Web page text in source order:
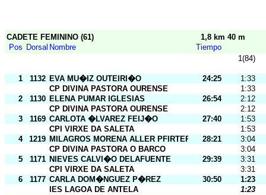
CADETE FEMININO (61)
1,8 km 40 m
Pos Dorsal Nombre
Tiempo
1(84)
1 1132 EVA MU�IZ OUTEIRI�O 24:25
1:33
CP DIVINA PASTORA OURENSE
1:33
2
1130 ELENA PUMAR IGLESIAS 26:54
2:12
CP DIVINA PASTORA OURENSE
2:12
3
1169 CARLOTA �LVAREZ FEIJ�O 27:40
1:53
CPI VIRXE DA SALETA
1:53
4
1219 MILAGROS MORENA ALLER PFIRTER 28:21
3:04
CP DIVINA PASTORA O BARCO
3:04
5
1171 NIEVES CALVI�O DELAFUENTE 29:39
3:31
CPI VIRXE DA SALETA
3:31
6
1177 CARLA DOM�NGUEZ P�REZ 30:50
1:23
IES LAGOA DE ANTELA
1:23